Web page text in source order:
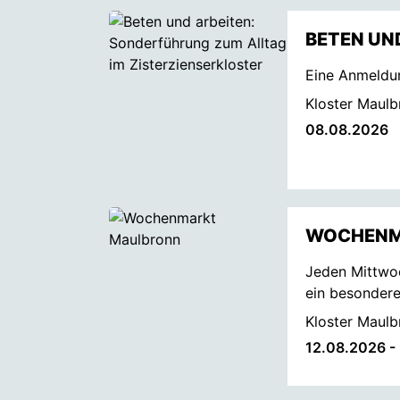
BETEN
Eine
Kloster
08.08.2026
Jeden
ein
Kloster
12.08.2026